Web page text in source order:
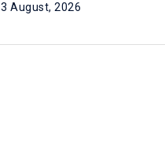
3 August, 2026